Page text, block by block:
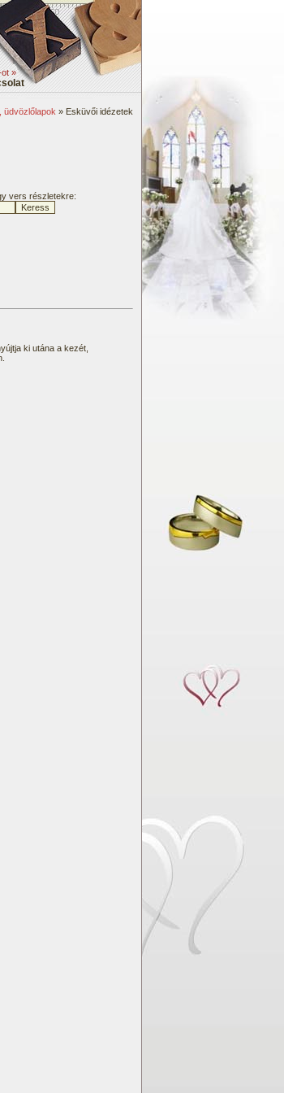
»
üdvözlőlapok » Esküvői idézetek
vers részletekre:
ki utána a kezét,